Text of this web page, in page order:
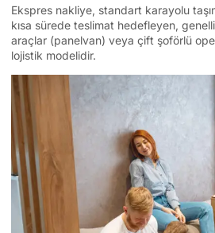
Ekspres nakliye, standart karayolu
kısa sürede teslimat hedefleyen,
araçlar (panelvan) veya çift şoförlü
lojistik modelidir.